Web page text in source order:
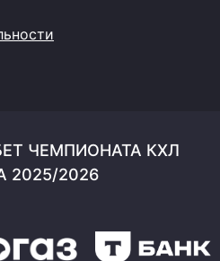
ЧЕМПИОНАТА КХЛ
2025/2026